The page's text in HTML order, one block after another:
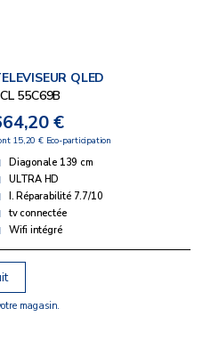
QLED
55C69B
€
15,20 € Eco-participation
Diagonale 139 cm
ULTRA HD
I. Réparabilité 7.7/10
tv connectée
Wifi intégré
magasin.